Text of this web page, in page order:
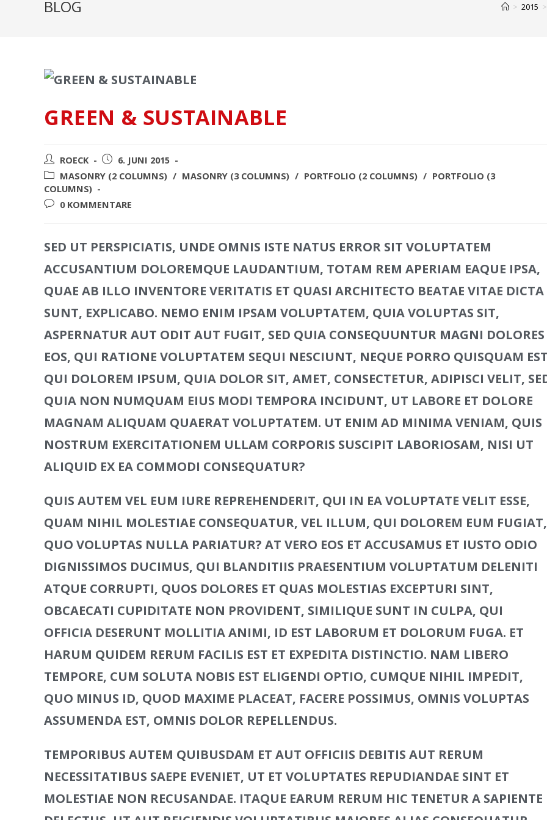
BLOG > 2015 >
GREEN & SUSTAINABLE
ROECK
6. JUNI 2015
MASONRY (2 COLUMNS) / MASONRY (3 COLUMNS) / PORTFOLIO (2 COLUMNS) / PORTFOLIO (3
COLUMNS)
0 KOMMENTARE
SED UT PERSPICIATIS, UNDE OMNIS ISTE NATUS ERROR SIT VOLUPTATEM
ACCUSANTIUM DOLOREMQUE LAUDANTIUM, TOTAM REM APERIAM EAQUE IPSA,
QUAE AB ILLO INVENTORE VERITATIS ET QUASI ARCHITECTO BEATAE VITAE DICTA
SUNT, EXPLICABO. NEMO ENIM IPSAM VOLUPTATEM, QUIA VOLUPTAS SIT,
ASPERNATUR AUT ODIT AUT FUGIT, SED QUIA CONSEQUUNTUR MAGNI DOLORES
EOS, QUI RATIONE VOLUPTATEM SEQUI NESCIUNT, NEQUE PORRO QUISQUAM
QUI DOLOREM IPSUM, QUIA DOLOR SIT, AMET, CONSECTETUR, ADIPISCI VELIT,
QUIA NON NUMQUAM EIUS MODI TEMPORA INCIDUNT, UT LABORE ET DOLORE
MAGNAM ALIQUAM QUAERAT VOLUPTATEM. UT ENIM AD MINIMA VENIAM, QUIS
NOSTRUM EXERCITATIONEM ULLAM CORPORIS SUSCIPIT LABORIOSAM, NISI UT
ALIQUID EX EA COMMODI CONSEQUATUR?
QUIS AUTEM VEL EUM IURE REPREHENDERIT, QUI IN EA VOLUPTATE VELIT ESSE,
QUAM NIHIL MOLESTIAE CONSEQUATUR, VEL ILLUM, QUI DOLOREM EUM FUGIAT,
QUO VOLUPTAS NULLA PARIATUR? AT VERO EOS ET ACCUSAMUS ET IUSTO ODIO
DIGNISSIMOS DUCIMUS, QUI BLANDITIIS PRAESENTIUM VOLUPTATUM DELENITI
ATQUE CORRUPTI, QUOS DOLORES ET QUAS MOLESTIAS EXCEPTURI SINT,
OBCAECATI CUPIDITATE NON PROVIDENT, SIMILIQUE SUNT IN CULPA, QUI
OFFICIA DESERUNT MOLLITIA ANIMI, ID EST LABORUM ET DOLORUM FUGA. ET
HARUM QUIDEM RERUM FACILIS EST ET EXPEDITA DISTINCTIO. NAM LIBERO
TEMPORE, CUM SOLUTA NOBIS EST ELIGENDI OPTIO, CUMQUE NIHIL IMPEDIT,
QUO MINUS ID, QUOD MAXIME PLACEAT, FACERE POSSIMUS, OMNIS VOLUPTAS
ASSUMENDA EST, OMNIS DOLOR REPELLENDUS.
TEMPORIBUS AUTEM QUIBUSDAM ET AUT OFFICIIS DEBITIS AUT RERUM
NECESSITATIBUS SAEPE EVENIET, UT ET VOLUPTATES REPUDIANDAE SINT ET
MOLESTIAE NON RECUSANDAE. ITAQUE EARUM RERUM HIC TENETUR A SAPIENTE